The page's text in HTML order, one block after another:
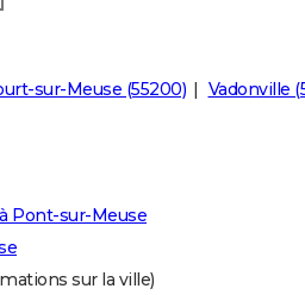
sur-Meuse (55200) Vadonville
Pont-sur-Meuse
sur la ville)